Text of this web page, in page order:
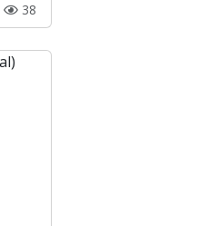
38